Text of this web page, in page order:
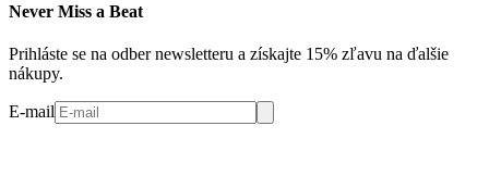
Never Miss a Beat
Prihláste se na odber newsletteru a získajte 15% zľavu na ďalšie
nákupy.
E-mail